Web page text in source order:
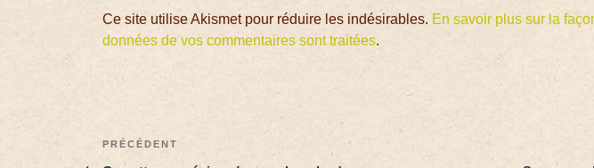
Ce site utilise Akismet pour réduire les indésirables. En savoir plus sur la
données de vos commentaires sont traitées.
PRÉCÉDENT